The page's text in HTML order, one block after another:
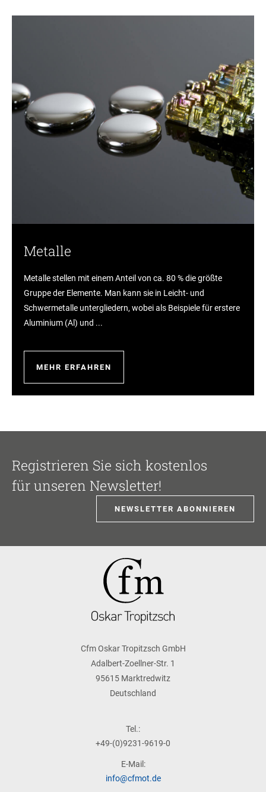
Metalle
Metalle stellen mit einem Anteil von ca. 80 % die größte
Gruppe der Elemente. Man kann sie in Leicht- und
Schwermetalle untergliedern, wobei als Beispiele für erstere
Aluminium (Al) und ...
MEHR ERFAHREN
Registrieren Sie sich kostenlos
für unseren Newsletter!
NEWSLETTER ABONNIEREN
Cfm Oskar Tropitzsch GmbH
Adalbert-Zoellner-Str. 1
95615 Marktredwitz
Deutschland
Tel.:
+49-(0)9231-9619-0
E-Mail:
info@cfmot.de